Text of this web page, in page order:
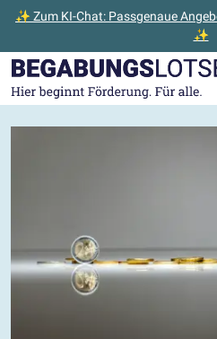
✨ Zum KI-Chat: Passgenaue
✨
Zum Hauptinhalt der Seite
Zur Startseite gehen